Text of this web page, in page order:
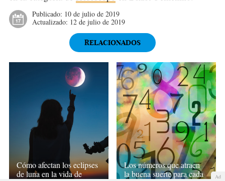
Publicado: 10 de julio de 2019
Actualizado: 12 de julio de 2019
RELACIONADOS
Cómo afectan los eclipses
de luna en la vida de
Los números que atraen
la buena suerte para cada
Ad